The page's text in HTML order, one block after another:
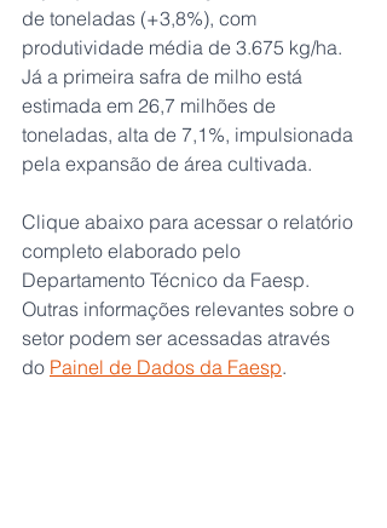
de toneladas (+3,8%), com
produtividade média de 3.675 kg/ha.
Já a primeira safra de milho está
estimada em 26,7 milhões de
toneladas, alta de 7,1%, impulsionada
pela expansão de área cultivada.
Clique abaixo para acessar o relatório
completo elaborado pelo
Departamento Técnico da Faesp.
Outras informações relevantes sobre o
setor podem ser acessadas através
do Painel de Dados da Faesp.